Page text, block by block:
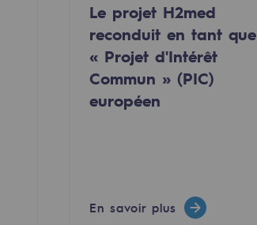
Le projet H2med
reconduit en tant que
« Projet d'Intérêt
Commun » (PIC)
européen
En savoir plus